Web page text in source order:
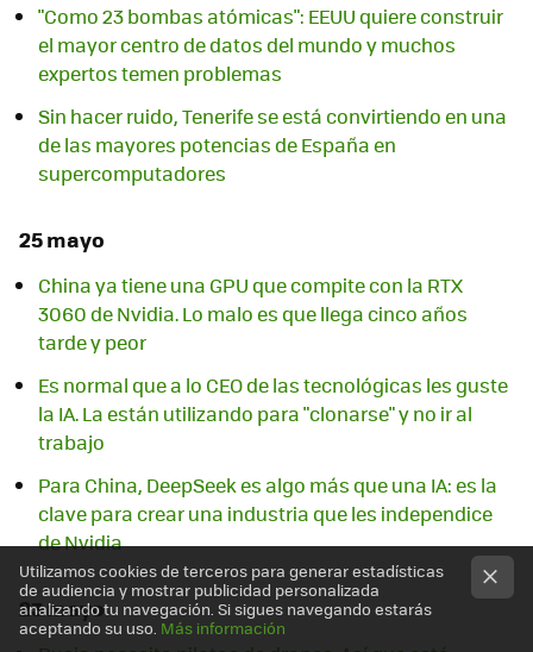
"Como 23 bombas atómicas": EEUU quiere construir
el mayor centro de datos del mundo y muchos
expertos temen problemas
Sin hacer ruido, Tenerife se está convirtiendo en una
de las mayores potencias de España en
supercomputadores
25 mayo
China ya tiene una GPU que compite con la RTX
3060 de Nvidia. Lo malo es que llega cinco años
tarde y peor
Es normal que a lo CEO de las tecnológicas les guste
la IA. La están utilizando para "clonarse" y no ir al
trabajo
Para China, DeepSeek es algo más que una IA: es la
clave para crear una industria que les independice
de Nvidia
23 mayo
Utilizamos cookies de terceros para generar estadísticas
de audiencia y mostrar publicidad personalizada
analizando tu navegación. Si sigues navegando estarás
aceptando su uso. Más información